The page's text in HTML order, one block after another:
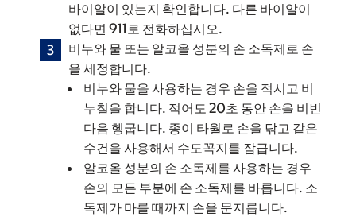
바이알이 있는지 확인합니다. 다른 바이알이
없다면 911로 전화하십시오.
비누와 물 또는 알코올 성분의 손 소독제로 손
을 세정합니다.
비누와 물을 사용하는 경우 손을 적시고 비
누칠을 합니다. 적어도 20초 동안 손을 비빈
다음 헹굽니다. 종이 타월로 손을 닦고 같은
수건을 사용해서 수도꼭지를 잠급니다.
알코올 성분의 손 소독제를 사용하는 경우
손의 모든 부분에 손 소독제를 바릅니다. 소
독제가 마를 때까지 손을 문지릅니다.